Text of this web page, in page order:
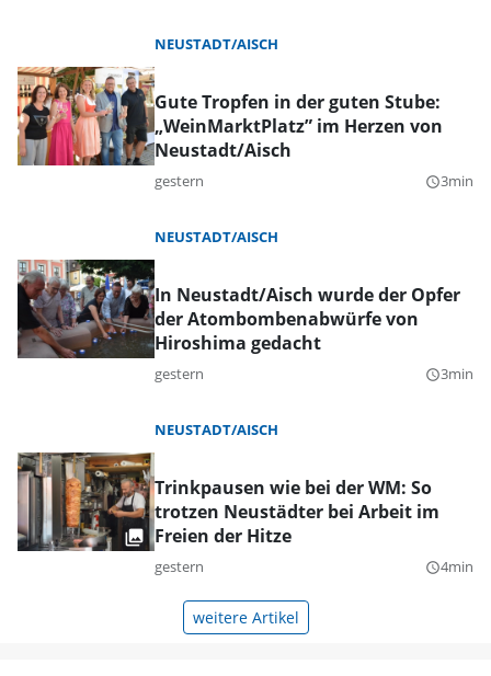
NEUSTADT/AISCH
Gute Tropfen in der guten Stube:
„WeinMarktPlatz” im Herzen von
Neustadt/Aisch
gestern query_builder3min
NEUSTADT/AISCH
In Neustadt/Aisch wurde der Opfer
der Atombombenabwürfe von
Hiroshima gedacht
gestern query_builder3min
NEUSTADT/AISCH
Trinkpausen wie bei der WM: So
trotzen Neustädter bei Arbeit im
Freien der Hitze
gestern query_builder4min
weitere Artikel